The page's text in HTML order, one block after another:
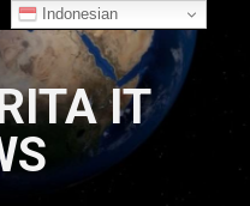
IT
Indonesian